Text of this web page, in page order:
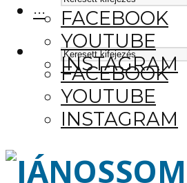
FACEBOOK
YOUTUBE
INSTAGRAM
···
FACEBOOK
YOUTUBE
INSTAGRAM